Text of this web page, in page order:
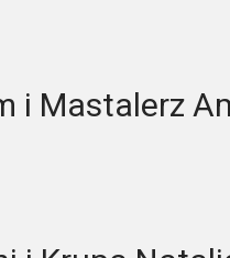
i Mastalerz